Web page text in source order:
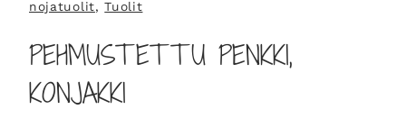
nojatuolit, Tuolit
PEHMUSTETTU PENKKI,
KONJAKKI